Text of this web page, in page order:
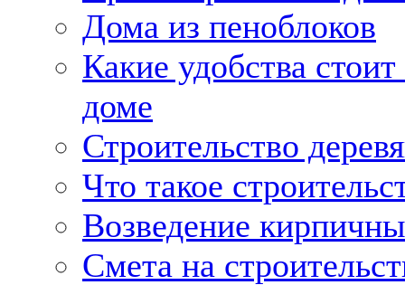
Дома из пеноблоков
Какие удобства
доме
Строительство
Что такое
Возведение
Смета на